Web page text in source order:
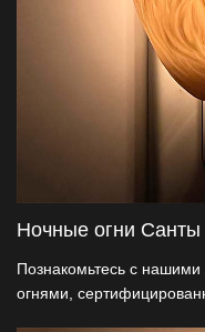
Ночные огни Санты
Познакомьтесь с
огнями,